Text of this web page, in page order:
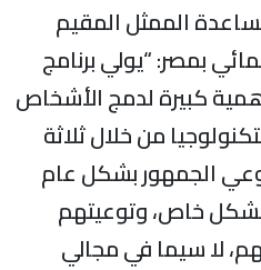
الممثل المقيم
بمصر: “يولي برنامج
كبيرة لدمج الأشخاص
من خلال ثلاثة
الجمهور بشكل عام
خاص، وتوعيتهم
لا سيما في مجالي